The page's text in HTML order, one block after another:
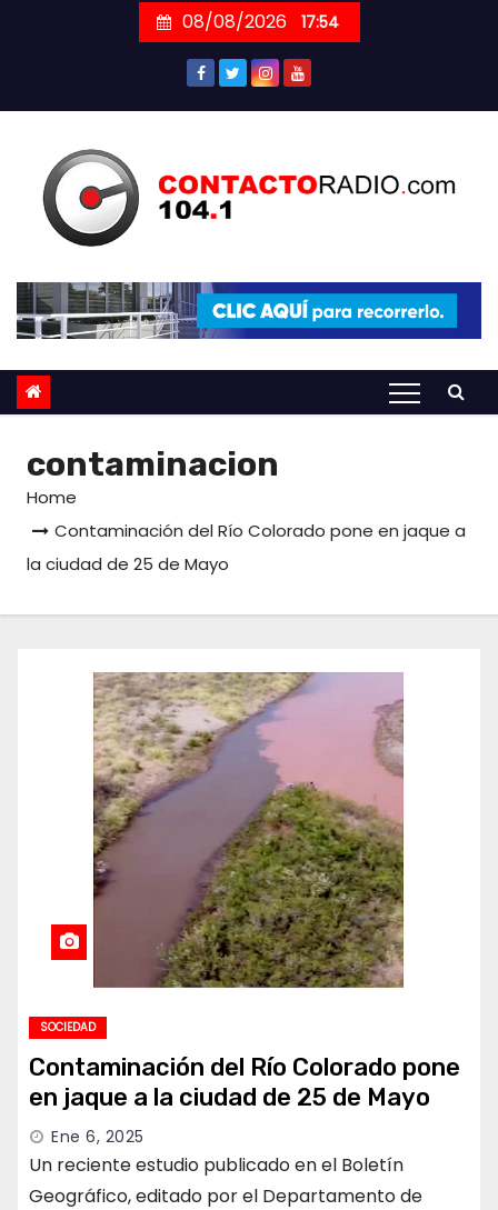
08/08/2026 17:54
contaminacion
Home
Contaminación del Río Colorado pone en jaque a
la ciudad de 25 de Mayo
SOCIEDAD
Contaminación del Río Colorado pone
en jaque a la ciudad de 25 de Mayo
Ene 6, 2025
Un reciente estudio publicado en el Boletín
Geográfico, editado por el Departamento de